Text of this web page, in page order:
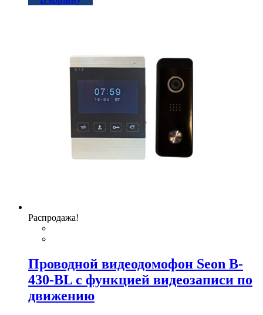
Распродажа!
Проводной видеодомофон Seon B-
430-BL с функцией видеозаписи по
движению